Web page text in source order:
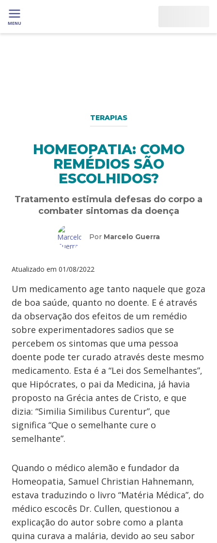
MENU
TERAPIAS
HOMEOPATIA: COMO
REMÉDIOS SÃO
ESCOLHIDOS?
Tratamento estimula defesas do corpo a
combater sintomas da doença
Por Marcelo Guerra
Atualizado em 01/08/2022
Um medicamento age tanto naquele que goza
de boa saúde, quanto no doente. E é através
da observação dos efeitos de um remédio
sobre experimentadores sadios que se
percebem os sintomas que uma pessoa
doente pode ter curado através deste mesmo
medicamento. Esta é a “Lei dos Semelhantes”,
que Hipócrates, o pai da Medicina, já havia
proposto na Grécia antes de Cristo, e que
dizia: “Similia Similibus Curentur”, que
significa “Que o semelhante cure o
semelhante”.
Quando o médico alemão e fundador da
Homeopatia, Samuel Christian Hahnemann,
estava traduzindo o livro “Matéria Médica”, do
médico escocês Dr. Cullen, questionou a
explicação do autor sobre como a planta
quina curava a malária, devido ao seu sabor